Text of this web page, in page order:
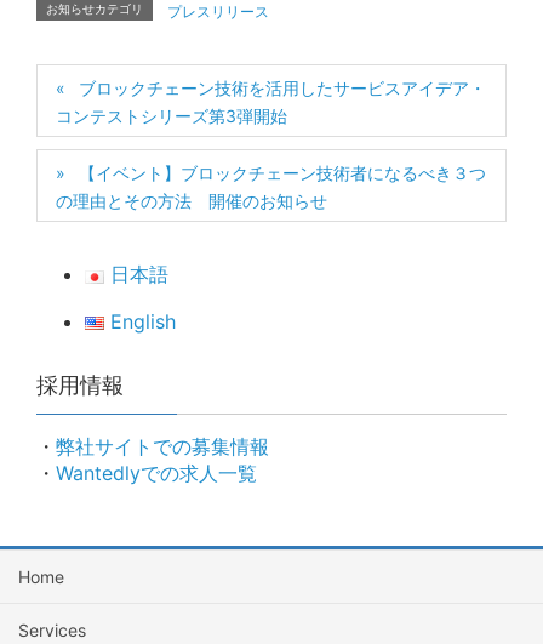
お知らせカテゴリ プレスリリース
ブロックチェーン技術を活用したサービスアイデア・
コンテストシリーズ第3弾開始
【イベント】ブロックチェーン技術者になるべき３つ
の理由とその方法 開催のお知らせ
日本語
English
採用情報
・ 弊社サイトでの募集情報
・ Wantedlyでの求人一覧
Home
Services